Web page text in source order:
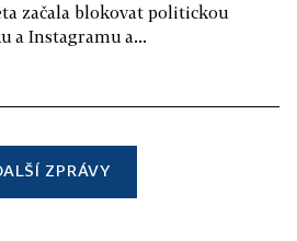
začala blokovat politickou
a Instagramu a...
ZPRÁVY